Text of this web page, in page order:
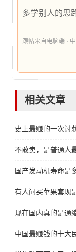
多学别人的思
跟帖来自电脑端 ·
相关文章
史上最赚的一次讨
不敢卖，是普通人
国产发动机寿命是
有人问买苹果套现
现在国内真的是通
中国最赚钱的十大